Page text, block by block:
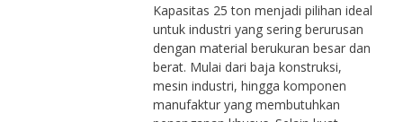
Kapasitas 25 ton menjadi pilihan ideal
untuk industri yang sering berurusan
dengan material berukuran besar dan
berat. Mulai dari baja konstruksi,
mesin industri, hingga komponen
manufaktur yang membutuhkan